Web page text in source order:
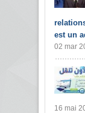
est un
02 mar
16 mai